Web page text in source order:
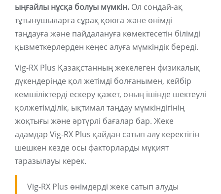
ыңғайлы нұсқа болуы мүмкін. Ол сондай-ақ
тұтынушыларға сұрақ қоюға және өнімді
таңдауға және пайдалануға көмектесетін білімді
қызметкерлерден кеңес алуға мүмкіндік береді.
Vig-RX Plus Қазақстанның жекелеген физикалық
дүкендерінде қол жетімді болғанымен, кейбір
кемшіліктерді ескеру қажет, оның ішінде шектеулі
қолжетімділік, ықтимал таңдау мүмкіндігінің
жоқтығы және әртүрлі бағалар бар. Жеке
адамдар Vig-RX Plus қайдан сатып алу керектігін
шешкен кезде осы факторларды мұқият
таразылауы керек.
Vig-RX Plus өнімдерді жеке сатып алуды